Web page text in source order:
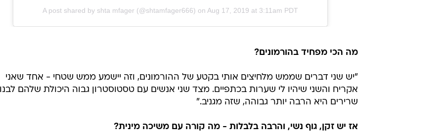
A post shared by shta mfager (@shtamfager666) on Aug 17, 2019 at 3:11am PDT
מה הכי מפחיד בהורמונים?
"יש שני דברים שממש מלחיצים אותי בקטע של ההורמונים, וזה יישמע ממש שטחי - אחד שאני
אקריח והשני שיהיו לי שערות בכתפיים. מצד שני אנשים עם טסטוסטרון גבוה היכולת שלהם
שרירים היא הרבה יותר גבוהה, שזה מגניב."
אז יש זקן, גוף נשי, והרבה בלבלות - מה קורה עם משיכה מינית?